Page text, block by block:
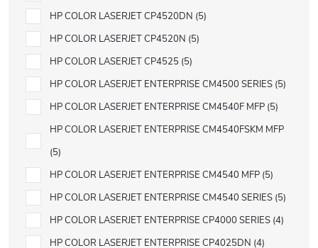
HP COLOR LASERJET CP4520DN 5
HP COLOR LASERJET CP4520N 5
HP COLOR LASERJET CP4525 5
HP COLOR LASERJET ENTERPRISE CM4500 SERIES 5
HP COLOR LASERJET ENTERPRISE CM4540F MFP 5
HP COLOR LASERJET ENTERPRISE CM4540FSKM MFP
5
HP COLOR LASERJET ENTERPRISE CM4540 MFP 5
HP COLOR LASERJET ENTERPRISE CM4540 SERIES 5
HP COLOR LASERJET ENTERPRISE CP4000 SERIES 4
HP COLOR LASERJET ENTERPRISE CP4025DN 4